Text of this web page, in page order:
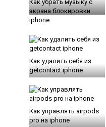
Как убрать музыку с
экрана блокировки
iphone
Как удалить себя из
getcontact iphone
Как управлять airpods
pro на iphone